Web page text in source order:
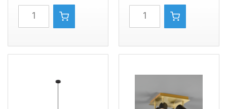
TOSH
SPOT
LAMPA,3XE14
količina
TOSH
PODNA
LAMPA
količina